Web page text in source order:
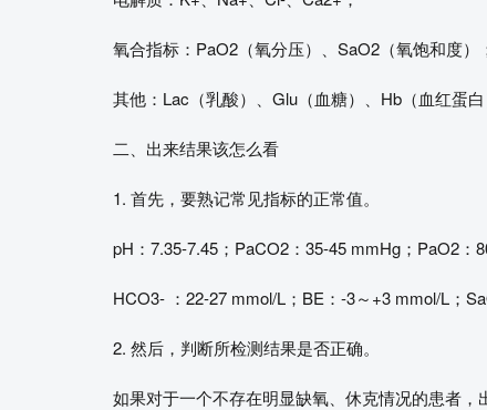
氧合指标：PaO2（氧分压）、SaO2（氧饱和度）
其他：Lac（乳酸）、Glu（血糖）、Hb（血红蛋白
二、出来结果该怎么看
1. 首先，要熟记常见指标的正常值。
pH：7.35-7.45；PaCO2：35-45 mmHg；PaO2：
HCO3- ：22-27 mmol/L；BE：-3～+3 mmol/L；
2. 然后，判断所检测结果是否正确。
如果对于一个不存在明显缺氧、休克情况的患者